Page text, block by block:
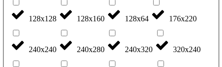
128x128 128x160 128x64 176x220
240x240 240x280 240x320 320x240